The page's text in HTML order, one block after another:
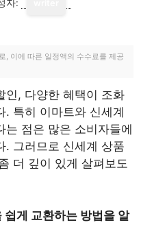
자:
, 이에 따른 일정액의 수수료를 제공
인, 다양한 혜택이 조화
. 특히 이마트와 신세계
는 점은 많은 소비자들에
. 그러므로 신세계 상품
더 깊이 있게 살펴보도
게 교환하는 방법을 알